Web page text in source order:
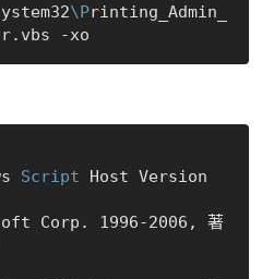
ystem32\Printing_Admin_
Script Host Version
Corp. 1996-2006, 著